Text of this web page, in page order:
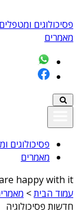
פסיכולוגים ומטפלים
מאמרים
פסיכולוגים
מאמרים
happy with it
עמוד הבית>
חדשות פסיכולוגיה